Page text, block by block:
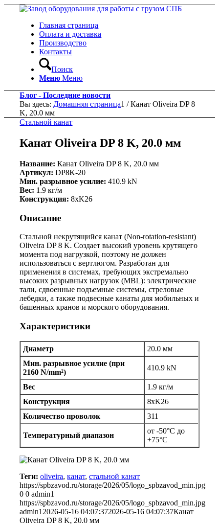
Главная страница
Оплата и доставка
Производство
Контакты
Поиск
Меню Меню
Блог - Последние новости
Вы здесь: Домашняя страница1 / Канат Oliveira DP 8
K, 20.0 мм
Стальной канат
Канат Oliveira DP 8 K, 20.0 мм
Название: Канат Oliveira DP 8 K, 20.0 мм
Артикул: DP8K-20
Мин. разрывное усилие: 410.9 kN
Вес: 1.9 кг/м
Конструкция: 8xK26
Описание
Стальной некрутящийся канат (Non-rotation-resistant)
Oliveira DP 8 K. Создает высокий уровень крутящего
момента под нагрузкой, поэтому не должен
использоваться с вертлюгом. Разработан для
применения в системах, требующих экстремально
высоких разрывных нагрузок (MBL): электрические
тали, сдвоенные подъемные системы, стреловые
лебедки, а также подвесные канаты для мобильных и
башенных кранов и морского оборудования.
Характеристики
Диаметр
20.0 мм
Мин. разрывное усилие (при
2160 N/mm²)
410.9 kN
Вес
1.9 кг/м
Конструкция
8xK26
Количество проволок
311
Температурный диапазон
от -50°C до
+75°C
Теги: oliveira,канат,стальной канат
https://spbzavod.ru/storage/2026/05/logo_spbzavod_min.jpg
0 0 admin1
https://spbzavod.ru/storage/2026/05/logo_spbzavod_min.jpg
admin1 2026-05-16 04:07:372026-05-16 04:07:37Канат
Oliveira DP 8 K, 20.0 мм